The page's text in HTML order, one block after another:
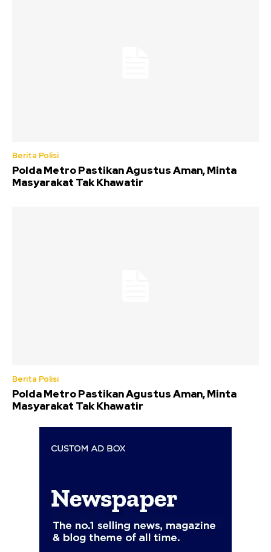
Berita Polisi
Polda Metro Pastikan Agustus Aman, Minta
Masyarakat Tak Khawatir
Berita Polisi
Polda Metro Pastikan Agustus Aman, Minta
Masyarakat Tak Khawatir